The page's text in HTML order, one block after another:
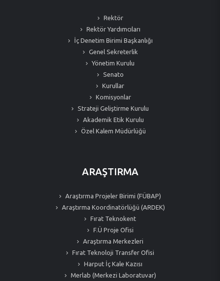
Rektör
Rektör Yardımcıları
İç Denetim Birimi Başkanlığı
Genel Sekreterlik
Yönetim Kurulu
Senato
Kurullar
Komisyonlar
Strateji Geliştirme Kurulu
Akademik Etik Kurulu
Özel Kalem Müdürlüğü
ARAŞTIRMA
Araştırma Projeler Birimi (FÜBAP)
Araştırma Koordinatörlüğü (ARDEK)
Fırat Teknokent
F.Ü Proje Ofisi
Araştırma Merkezleri
Fırat Teknoloji Transfer Ofisi
Harput İç Kale Kazısı
Merlab (Merkezi Laboratuvar)